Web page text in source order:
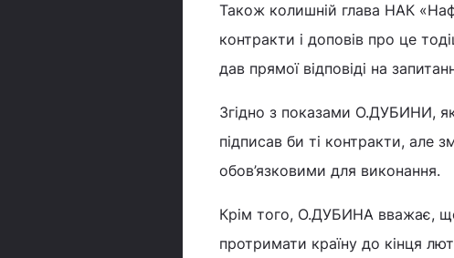
Також колишній глава НАК
контракти і доповів про це
дав прямої відповіді на
Згідно з показами О.ДУБИНИ,
підписав би ті контракти, але
обов’язковими для виконання.
Крім того, О.ДУБИНА вважає,
протримати країну до кінця